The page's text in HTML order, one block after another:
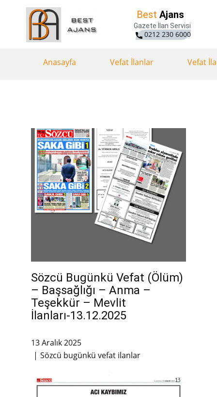
Best Ajans
Gazete İlan Servisi
0212 230 6000
Anasayfa Vefat İlanlar Vefat
Sözcü Bugünkü Vefat (Ölüm)
– Başsağlığı – Anma –
Teşekkür – Mevlit
İlanları-13.12.2025
13 Aralık 2025
Sözcü bugünkü vefat ilanlar